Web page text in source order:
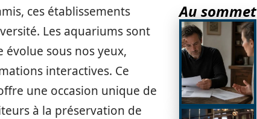
ces établissements
Les aquariums sont
évolue sous nos yeux,
interactives. Ce
une occasion unique de
à la préservation de
Au sommet